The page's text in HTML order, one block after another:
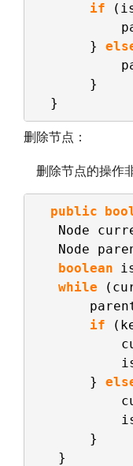
if
}
}
}
删除节点：
删除节点的操作
public
Node
Node
boolean
while
if
}
}
}